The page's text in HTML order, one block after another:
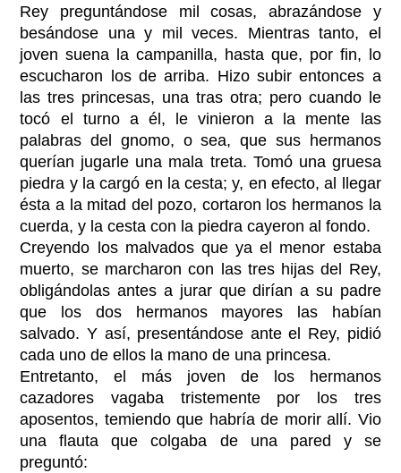
Rey preguntándose mil cosas, abrazándose y
besándose una y mil veces. Mientras tanto, el
joven suena la campanilla, hasta que, por fin, lo
escucharon los de arriba. Hizo subir entonces a
las tres princesas, una tras otra; pero cuando le
tocó el turno a él, le vinieron a la mente las
palabras del gnomo, o sea, que sus hermanos
querían jugarle una mala treta. Tomó una gruesa
piedra y la cargó en la cesta; y, en efecto, al llegar
ésta a la mitad del pozo, cortaron los hermanos la
cuerda, y la cesta con la piedra cayeron al fondo.
Creyendo los malvados que ya el menor estaba
muerto, se marcharon con las tres hijas del Rey,
obligándolas antes a jurar que dirían a su padre
que los dos hermanos mayores las habían
salvado. Y así, presentándose ante el Rey, pidió
cada uno de ellos la mano de una princesa.
Entretanto, el más joven de los hermanos
cazadores vagaba tristemente por los tres
aposentos, temiendo que habría de morir allí. Vio
una flauta que colgaba de una pared y se
preguntó: